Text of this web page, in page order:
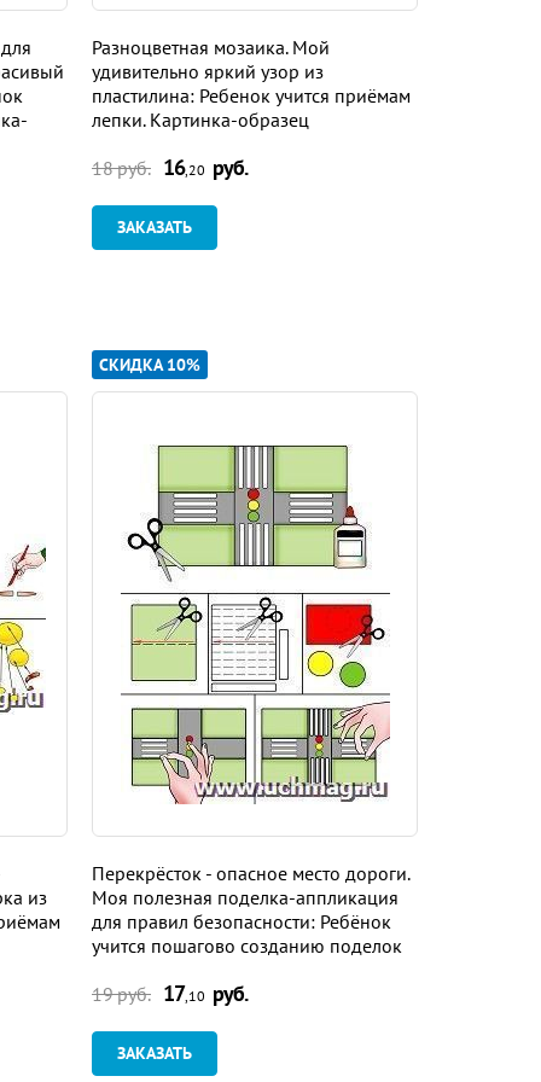
Разноцветная мозаика. Мой
удивительно яркий узор из
пластилина: Ребенок учится приёмам
лепки. Картинка-образец
18 руб. 16,20 руб.
ЗАКАЗАТЬ
из
СКИДКА 10%
Перекрёсток - опасное место дороги.
Моя полезная поделка-аппликация
для правил безопасности: Ребёнок
учится пошагово созданию поделок
19 руб. 17,10 руб.
ЗАКАЗАТЬ